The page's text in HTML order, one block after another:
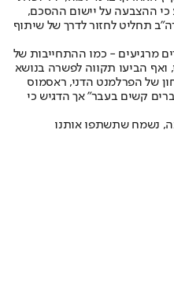
כי ההצבעה על יישום ההסכם,
תחליט לחזור לדרך של שיתוף
מרגיעים - כמו ההתחייבות של
ואף הביעו תקווה לפשרה בנושא
של הפרלמנט הדני, ראסמוס
קשים בעבר" אך הדגיש כי
נשמח שתשתפו אותנו